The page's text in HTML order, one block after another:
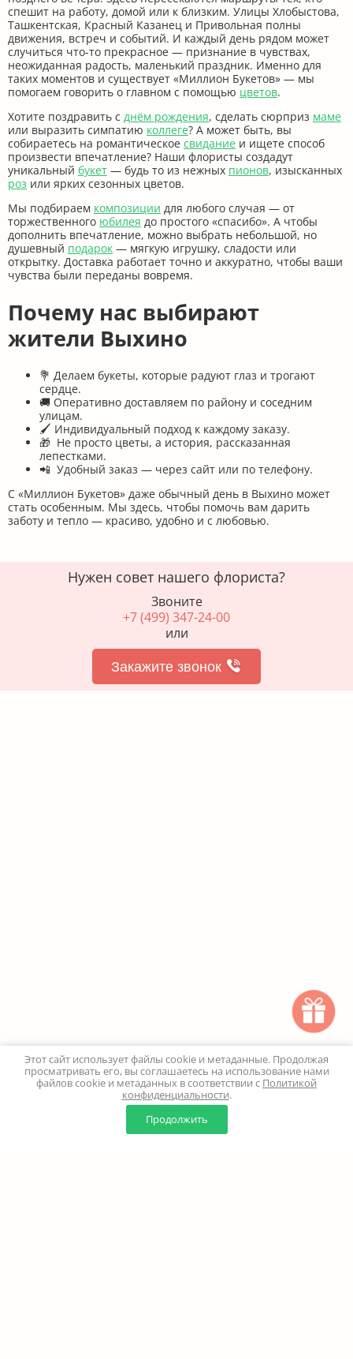
спешит на работу, домой или к близким. Улицы Хлобыстова,
Ташкентская, Красный Казанец и Привольная полны
движения, встреч и событий. И каждый день рядом может
случиться что-то прекрасное — признание в чувствах,
неожиданная радость, маленький праздник. Именно для
таких моментов и существует «Миллион Букетов» — мы
помогаем говорить о главном с помощью цветов.
Хотите поздравить с днём рождения, сделать сюрприз маме
или выразить симпатию коллеге? А может быть, вы
собираетесь на романтическое свидание и ищете способ
произвести впечатление? Наши флористы создадут
уникальный букет — будь то из нежных пионов, изысканных
роз или ярких сезонных цветов.
Мы подбираем композиции для любого случая — от
торжественного юбилея до простого «спасибо». А чтобы
дополнить впечатление, можно выбрать небольшой, но
душевный подарок — мягкую игрушку, сладости или
открытку. Доставка работает точно и аккуратно, чтобы ваши
чувства были переданы вовремя.
Почему нас выбирают
жители Выхино
💐 Делаем букеты, которые радуют глаз и трогают
сердце.
🚚 Оперативно доставляем по району и соседним
улицам.
🖌 Индивидуальный подход к каждому заказу.
🎁 Не просто цветы, а история, рассказанная
лепестками.
📲 Удобный заказ — через сайт или по телефону.
С «Миллион Букетов» даже обычный день в Выхино может
стать особенным. Мы здесь, чтобы помочь вам дарить
заботу и тепло — красиво, удобно и с любовью.
Нужен совет нашего флориста?
Звоните
+7 (499) 347-24-00
или
Закажите звонок
0
Корзина
Этот сайт использует файлы cookie и метаданные. Продолжая
просматривать его, вы соглашаетесь на использование нами
файлов cookie и метаданных в соответствии с Политикой
конфиденциальности.
Продолжить